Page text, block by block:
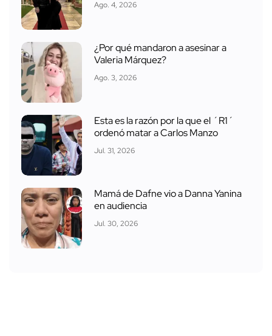
Ago. 4, 2026
¿Por qué mandaron a asesinar a
Valeria Márquez?
Ago. 3, 2026
Esta es la razón por la que el ´R1´
ordenó matar a Carlos Manzo
Jul. 31, 2026
Mamá de Dafne vio a Danna Yanina
en audiencia
Jul. 30, 2026